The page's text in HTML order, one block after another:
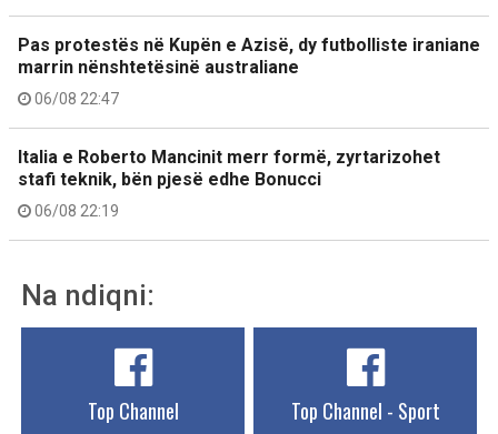
Pas protestës në Kupën e Azisë, dy futbolliste iraniane
marrin nënshtetësinë australiane
06/08 22:47
Italia e Roberto Mancinit merr formë, zyrtarizohet
stafi teknik, bën pjesë edhe Bonucci
06/08 22:19
Na ndiqni:
Top Channel Top Channel - Sport